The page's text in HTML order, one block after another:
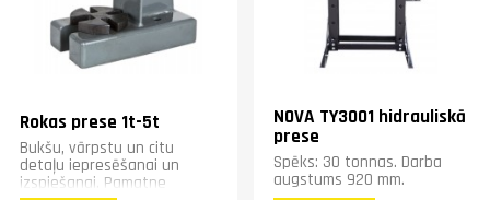
Rokas prese 1t-5t
Bukšu, vārpstu un citu
detaļu iepresēšanai un
izspiešanai. Pamatne
NOVA TY3001 hidrauliskā
prese
Spēks: 30 tonnas. Darba
augstums 920 mm.